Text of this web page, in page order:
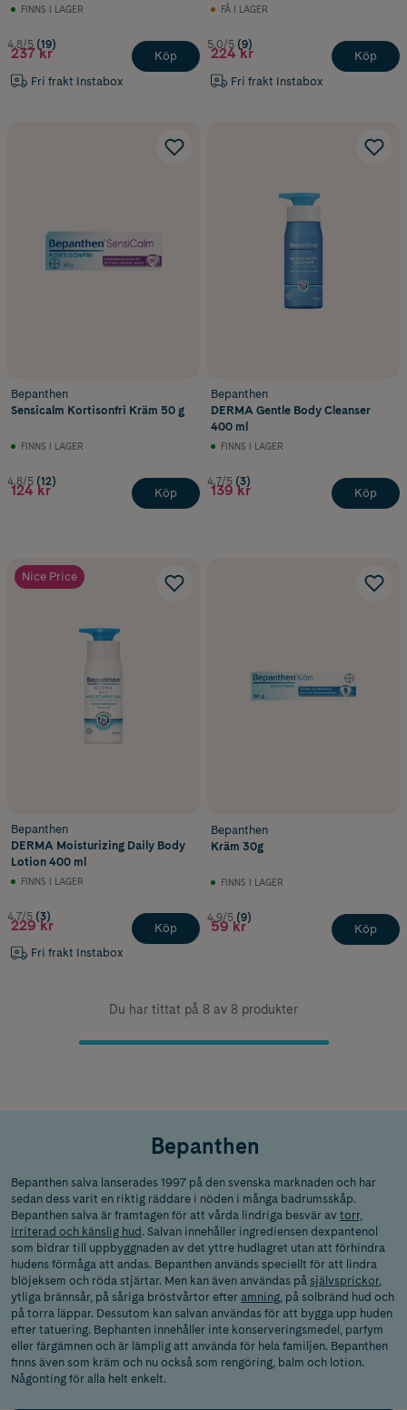
FINNS I LAGER
4.8/5 (19)
237 kr
Fri frakt Instabox
Köp
FÅ I LAGER
5.0/5 (9)
224 kr
Fri frakt Instabox
Köp
Bepanthen
Sensicalm Kortisonfri Kräm 50 g
FINNS I LAGER
4.8/5 (12)
124 kr Köp
Bepanthen
DERMA Gentle Body Cleanser
400 ml
FINNS I LAGER
4.7/5 (3)
139 kr Köp
Nice Price
Bepanthen
DERMA Moisturizing Daily Body
Lotion 400 ml
FINNS I LAGER
4.7/5 (3)
229 kr
Fri frakt Instabox
Köp
Bepanthen
Kräm 30g
FINNS I LAGER
4.9/5 (9)
59 kr Köp
Du har tittat på 8 av 8 produkter
Bepanthen
Bepanthen salva lanserades 1997 på den svenska marknaden och har
sedan dess varit en riktig räddare i nöden i många badrumsskåp.
Bepanthen salva är framtagen för att vårda lindriga besvär av torr,
irriterad och känslig hud . Salvan innehåller ingrediensen dexpantenol
som bidrar till uppbyggnaden av det yttre hudlagret utan att förhindra
hudens förmåga att andas. Bepanthen används speciellt för att lindra
blöjeksem och röda stjärtar. Men kan även användas på självsprickor,
ytliga brännsår, på såriga bröstvårtor efter amning , på solbränd hud och
på torra läppar. Dessutom kan salvan användas för att bygga upp huden
efter tatuering. Bephanten innehåller inte konserveringsmedel, parfym
eller färgämnen och är lämplig att använda för hela familjen. Bepanthen
finns även som kräm och nu också som rengöring, balm och lotion.
Någonting för alla helt enkelt.